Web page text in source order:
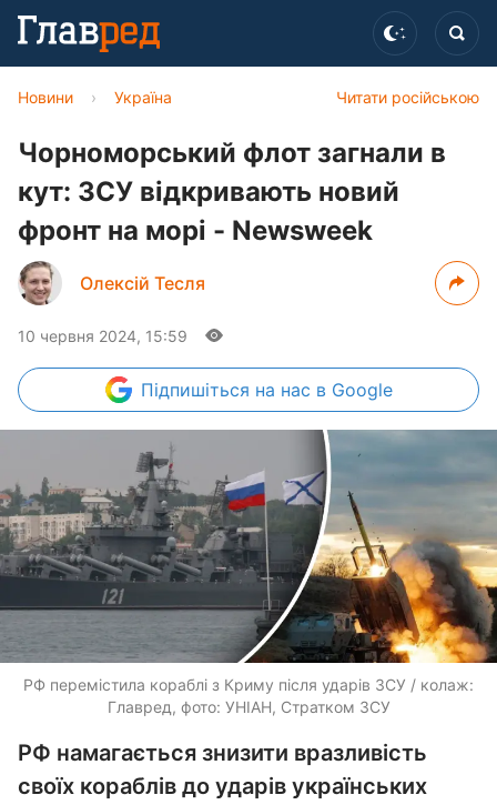
Читати російською
Новини › Україна
Чорноморський флот загнали в
кут: ЗСУ відкривають новий
фронт на морі - Newsweek
Олексій Тесля
10 червня 2024, 15:59
Підпишіться на нас в Google
РФ перемістила кораблі з Криму після ударів ЗСУ / колаж:
Главред, фото: УНІАН, Стратком ЗСУ
РФ намагається знизити вразливість
своїх кораблів до ударів українських